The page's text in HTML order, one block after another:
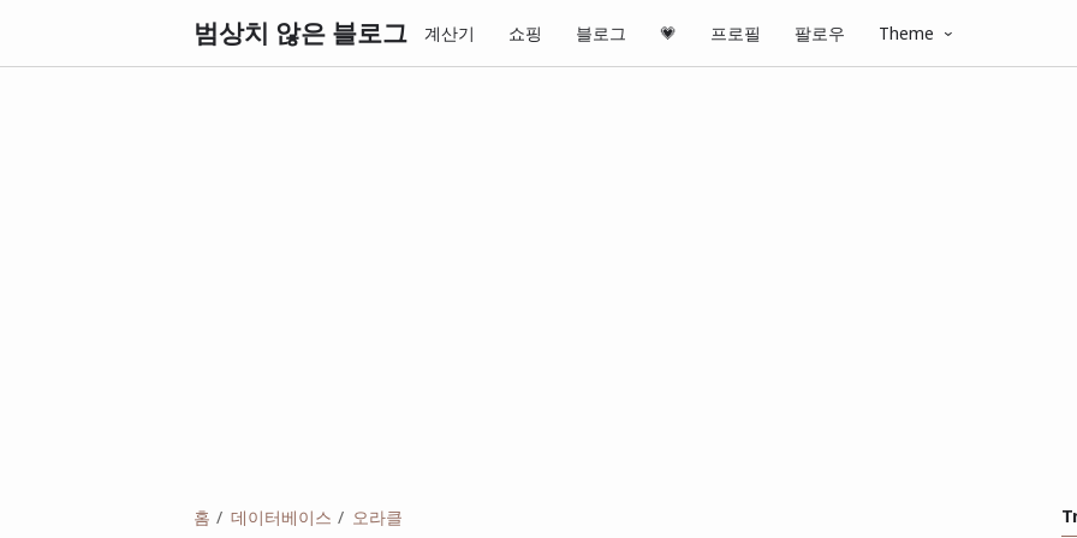
범상치 않은 블로그 계산기 쇼핑 블로그 💗 프로필 팔로우 Theme
홈 데이터베이스 오라클